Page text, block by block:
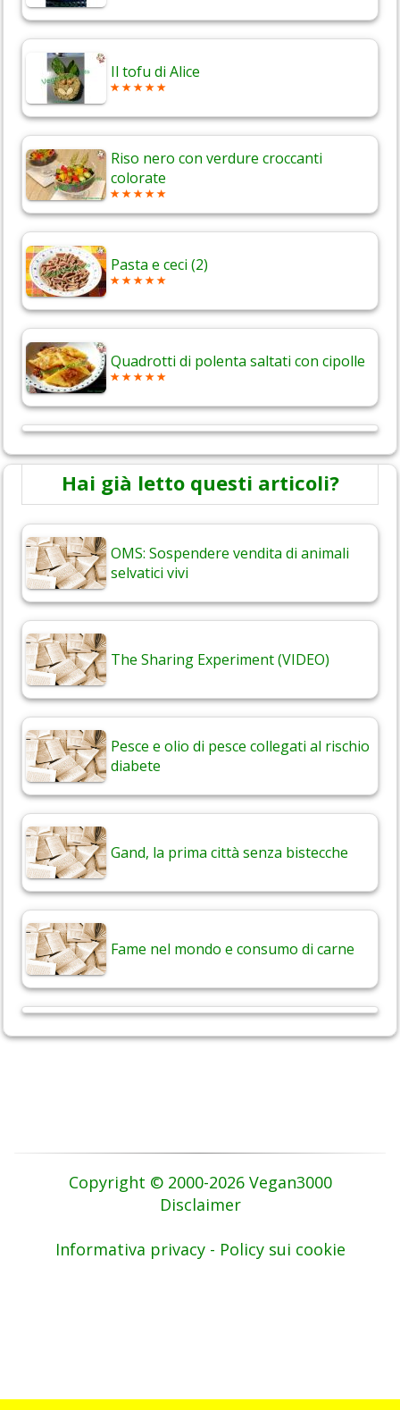
Il tofu di Alice
Riso nero con verdure croccanti
colorate
Pasta e ceci (2)
Quadrotti di polenta saltati con cipolle
Hai già letto questi articoli?
OMS: Sospendere vendita di animali
selvatici vivi
The Sharing Experiment (VIDEO)
Pesce e olio di pesce collegati al rischio
diabete
Gand, la prima città senza bistecche
Fame nel mondo e consumo di carne
Copyright © 2000-2026 Vegan3000
Disclaimer
Informativa privacy - Policy sui cookie